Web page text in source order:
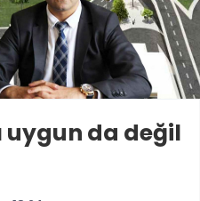
uygun da değil